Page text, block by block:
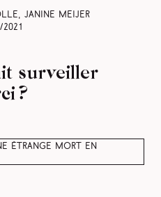
Janine Meijer
étrange mort en
surveiller
?